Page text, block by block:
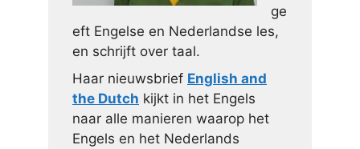
ge
eft Engelse en Nederlandse les,
en schrijft over taal.
Haar nieuwsbrief English and
the Dutch kijkt in het Engels
naar alle manieren waarop het
Engels en het Nederlands